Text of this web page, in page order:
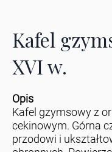
Kafel
XVI w.
Opis
Kafel gzymsowy z
cekinowym. Górna
przodowi i